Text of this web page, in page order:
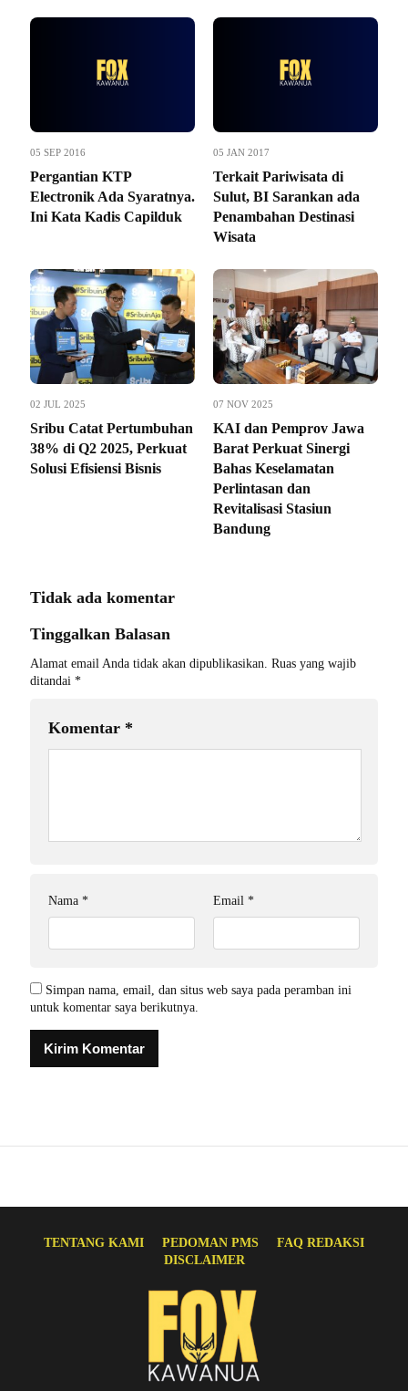
05 SEP 2016
Pergantian KTP
Electronik Ada Syaratnya.
Ini Kata Kadis Capilduk
05 JAN 2017
Terkait Pariwisata di
Sulut, BI Sarankan ada
Penambahan Destinasi
Wisata
02 JUL 2025
Sribu Catat Pertumbuhan
38% di Q2 2025, Perkuat
Solusi Efisiensi Bisnis
07 NOV 2025
KAI dan Pemprov Jawa
Barat Perkuat Sinergi
Bahas Keselamatan
Perlintasan dan
Revitalisasi Stasiun
Bandung
Tidak ada komentar
Tinggalkan Balasan
Alamat email Anda tidak akan dipublikasikan. Ruas yang wajib
ditandai *
Komentar *
Nama * Email *
Simpan nama, email, dan situs web saya pada peramban ini
untuk komentar saya berikutnya.
TENTANG KAMI PEDOMAN PMS
FAQ REDAKSI
DISCLAIMER